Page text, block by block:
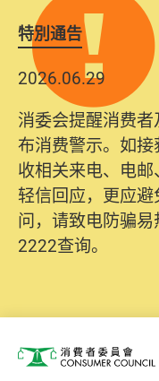
特別通告
2026.06.29
消委会提醒消费
布消费警示。如
收相关来电、电
轻信回应，更应
问，请致电防骗
2222查询。
消费者委员会